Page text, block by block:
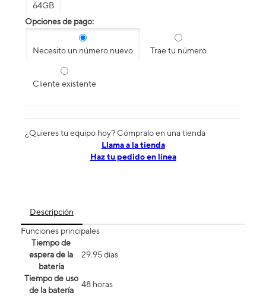
64GB
Opciones de pago:
Necesito un número nuevo Trae tu número
Cliente existente
¿Quieres tu equipo hoy? Cómpralo en una tienda
​​​​​​​Llama a la tienda
Haz tu pedido en línea
Descripción
Funciones principales
Tiempo de
espera de la
batería
29.95 días
Tiempo de uso
de la batería
48 horas